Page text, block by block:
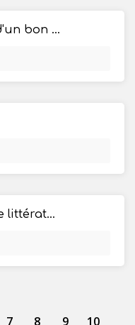
Dernières lettres d'un bon jeune homme à sa cousine Madeleine
Derniers essais de littérature et d'esthétique: août 1887-1890
7 8 9 10